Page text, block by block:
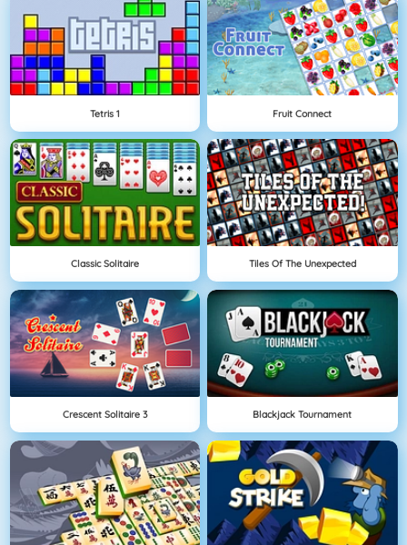
Tetris 1 Fruit Connect
Classic Solitaire Tiles Of The Unexpected
Crescent Solitaire 3 Blackjack Tournament